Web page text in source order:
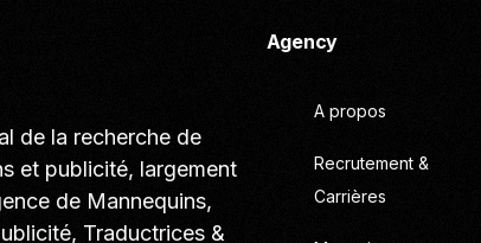
de la recherche de
et publicité, largement
de Mannequins,
Traductrices &
Agency
A propos
Recrutement &
Carrières